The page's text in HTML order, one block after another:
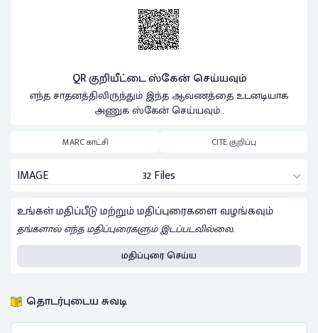
QR குறியீட்டை ஸ்கேன் செய்யவும்
எந்த சாதனத்திலிருந்தும் இந்த ஆவணத்தை உடனடியாக
அணுக ஸ்கேன் செய்யவும்..
MARC காட்சி CITE குறிப்பு
IMAGE
32 Files
உங்கள் மதிப்பீடு மற்றும் மதிப்புரைகளை வழங்கவும்
தங்களால் எந்த மதிப்புரைகளும் இடப்படவில்லை.
மதிப்புரை செய்ய
தொடர்புடைய சுவடி